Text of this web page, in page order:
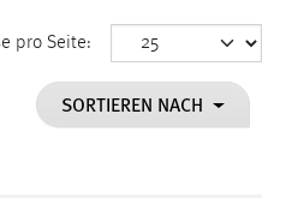
pro Seite:
SORTIEREN NACH
ausgewählten Einverständnis-